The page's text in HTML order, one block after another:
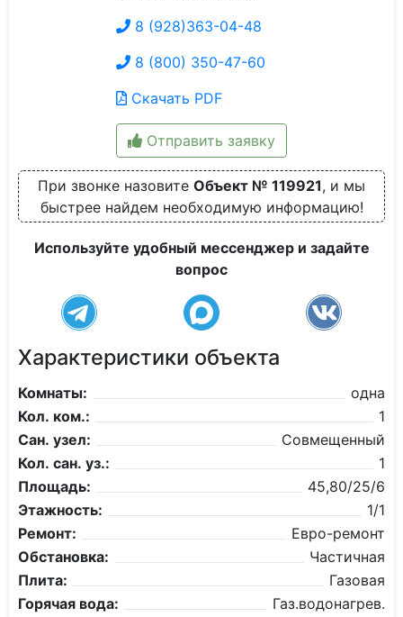
8 (928)363-04-48
8 (800) 350-47-60
Скачать PDF
Отправить заявку
При звонке назовите Объект № 119921, и мы
быстрее найдем необходимую информацию!
Используйте удобный мессенджер и задайте
вопрос
Характеристики объекта
Комнаты:
одна
Кол. ком.:
1
Сан. узел:
Совмещенный
Кол. сан. уз.:
1
Площадь:
45,80/25/6
Этажность:
1/1
Ремонт:
Евро-ремонт
Обстановка:
Частичная
Плита:
Газовая
Горячая вода:
Газ.водонагрев.